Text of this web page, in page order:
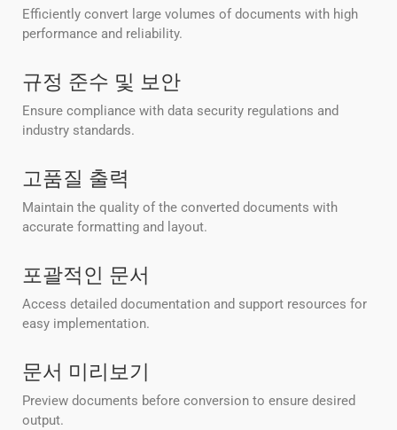
Efficiently convert large volumes of documents with high
performance and reliability.
규정 준수 및 보안
Ensure compliance with data security regulations and
industry standards.
고품질 출력
Maintain the quality of the converted documents with
accurate formatting and layout.
포괄적인 문서
Access detailed documentation and support resources for
easy implementation.
문서 미리보기
Preview documents before conversion to ensure desired
output.